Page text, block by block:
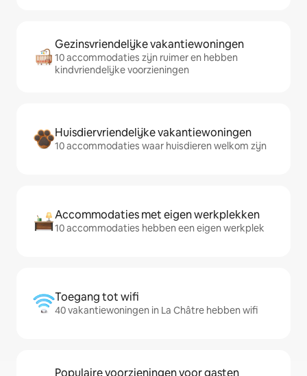
Gezinsvriendelijke vakantiewoningen
10 accommodaties zijn ruimer en hebben
kindvriendelijke voorzieningen
Huisdiervriendelijke vakantiewoningen
10 accommodaties waar huisdieren welkom zijn
Accommodaties met eigen werkplekken
10 accommodaties hebben een eigen werkplek
Toegang tot wifi
40 vakantiewoningen in La Châtre hebben wifi
Populaire voorzieningen voor gasten